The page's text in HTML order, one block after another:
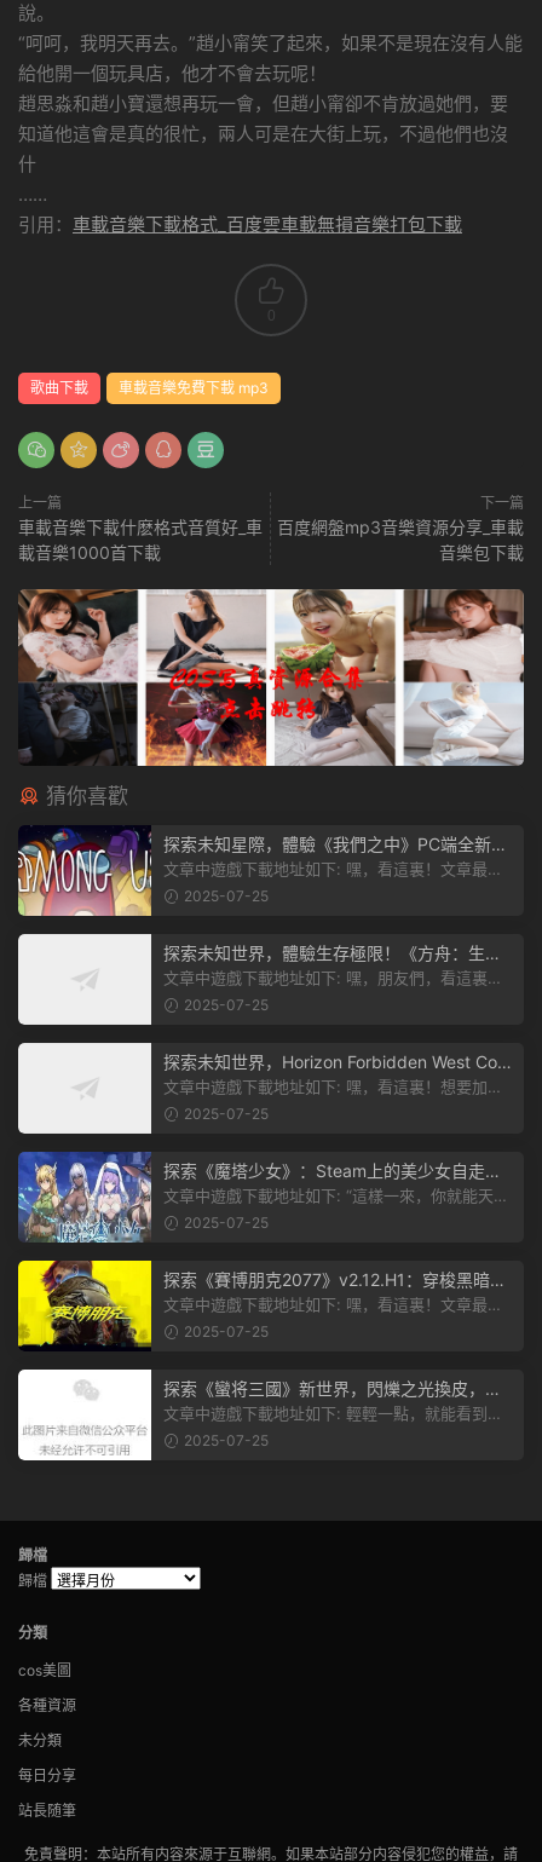
說。
“呵呵，我明天再去。”趙小甯笑了起來，如果不是現在沒有人能
給他開一個玩具店，他才不會去玩呢！
趙思淼和趙小寶還想再玩一會，但趙小甯卻不肯放過她們，要
知道他這會是真的很忙，兩人可是在大街上玩，不過他們也沒
什
……
引用： 車載音樂下載格式_百度雲車載無損音樂打包下載
0
歌曲下載 車載音樂免費下載 mp3
上一篇
車載音樂下載什麽格式音質好_車
載音樂1000首下載
下一篇
百度網盤mp3音樂資源分享_車載
音樂包下載
猜你喜歡
探索未知星際，體驗《我們之中》PC端全新版
本
文章中遊戲下載地址如下: 嘿，看這裏！文章最後
有個圖片，點一下就能加入我們遊...
2025-07-25
探索未知世界，體驗生存極限！《方舟：生存
飛升》v38.9中文版全新升級！
文章中遊戲下載地址如下: 嘿，朋友們，看這裏！
《方舟：生存飛升》這個遊戲超火...
2025-07-25
探索未知世界，Horizon Forbidden West Com
plete Edition正式發布！
文章中遊戲下載地址如下: 嘿，看這裏！想要加入
遊戲資源分享群，就點文章最後那...
2025-07-25
探索《魔塔少女》：Steam上的美少女自走
棋，戰鬥與策略的雙重盛宴！
文章中遊戲下載地址如下: “這樣一來，你就能天天
2025-07-25
探索《賽博朋克2077》v2.12.H1：穿梭黑暗都
市，感受未來世界的震撼
文章中遊戲下載地址如下: 嘿，看這裏！文章最後
有個圖片，點一下就能加入我們的...
2025-07-25
探索《蠻将三國》新世界，閃爍之光換皮，共
赴手遊盛宴！
文章中遊戲下載地址如下: 輕輕一點，就能看到原
文。 滑動一下屏幕，就能看到...
2025-07-25
歸檔
歸檔
分類
cos美圖
各種資源
未分類
每日分享
站長随筆
免責聲明：本站所有内容來源于互聯網。如果本站部分内容侵犯您的權益，請